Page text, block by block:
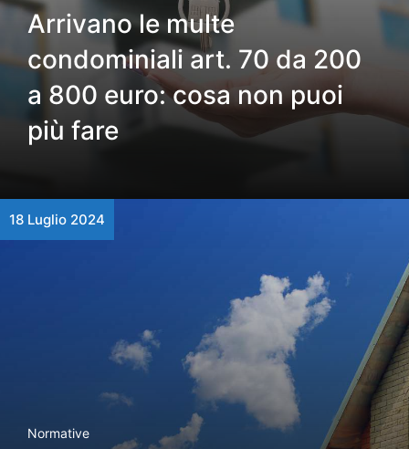
Arrivano le multe
condominiali art. 70 da 200
a 800 euro: cosa non puoi
più fare
18 Luglio 2024
Normative